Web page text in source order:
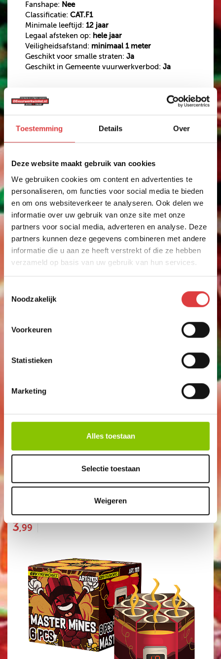
Toestemming Details Over
Deze website maakt gebruik van cookies
We gebruiken cookies om content en advertenties te
personaliseren, om functies voor social media te bieden
en om ons websiteverkeer te analyseren. Ook delen we
informatie over uw gebruik van onze site met onze
partners voor social media, adverteren en analyse. Deze
partners kunnen deze gegevens combineren met andere
informatie die u aan ze heeft verstrekt of die ze hebben
verzameld op basis van uw gebruik van hun services.
Noodzakelijk
Voorkeuren
Statistieken
Marketing
Alles toestaan
Selectie toestaan
Weigeren
VUURWERK AFHALEN
VUURWERKBONNEN
INWISSELEN
Fanshape: Nee
Classificatie: CAT.F1
Minimale leeftijd: 12 jaar
Legaal afsteken op: hele jaar
Veiligheidsafstand: minimaal 1 meter
Geschikt voor smalle straten: Ja
Geschikt in Gemeente vuurwerkverbod: Ja
€ 3,99
Op voorraad?
Effect intensiteit
Anderen bekeken ook
CIJFERSTER 9
CIJFERSTER NEGEN
art.nr: 1609- meer info
1,29
6 STUKS
3,99